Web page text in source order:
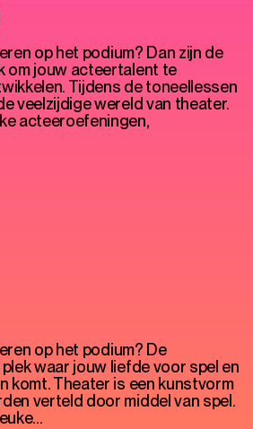
op het podium? Dan zijn de
om jouw acteertalent te
Tijdens de toneellessen
veelzijdige wereld van theater.
acteeroefeningen,
op het podium? De
waar jouw liefde voor spel en
komt. Theater is een kunstvorm
verteld door middel van spel.